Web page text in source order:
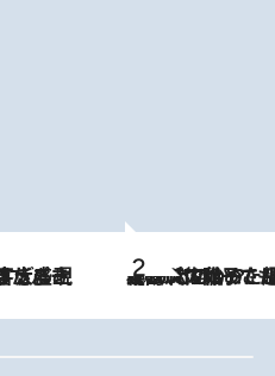
2026.8.5
【阿川佐和子さんの年とる力】なぜ70代で始めた趣味は“こんなに楽しい”のか？ ピアノ、俳句…スランプに陥っても続けられる“ある秘訣”とは